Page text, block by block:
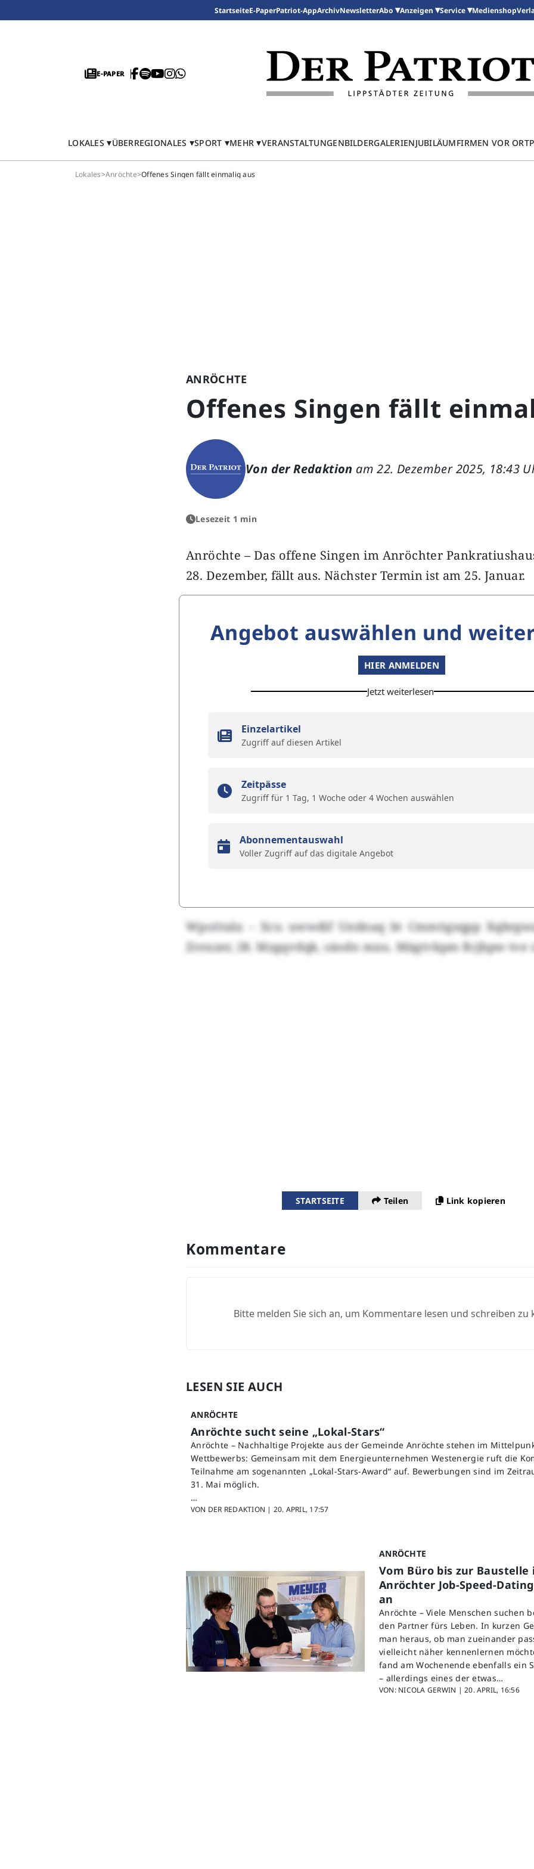
StartseiteE-PaperPatriot-AppArchivNewsletterAbo Anzeigen Service Medienshop
E-PAPER
LOKALES ÜBERREGIONALES SPORT MEHR VERANSTALTUNGENBILDERGALERIENJUBILÄUMFIRMEN VOR ORT
Lokales>Anröchte>Offenes Singen fällt einmalig aus
ANRÖCHTE
Offenes Singen fällt
Von der Redaktion am 22. Dezember 2025, 18:43
Lesezeit 1 min
Anröchte – Das offene Singen im Anröchter
28. Dezember, fällt aus. Nächster Termin ist am 25. Januar.
Angebot auswählen und
HIER ANMELDEN
Jetzt weiterlesen
Einzelartikel
Zugriff auf diesen Artikel
Zeitpässe
Zugriff für 1 Tag, 1 Woche oder 4 Wochen auswählen
Abonnementauswahl
Voller Zugriff auf das digitale Angebot
Wpoötala – Xcu uwwdif Undnaq bt Cmmögsqpp
Zrexzer, 28. Mzgqvdqk, säodn mxu. Mägtvkpm Rcjbpw tve
STARTSEITE Teilen Link kopieren
Kommentare
Bitte melden Sie sich an, um Kommentare lesen und schreiben zu
LESEN SIE AUCH
ANRÖCHTE
Anröchte sucht seine „Lokal-Stars“
Anröchte – Nachhaltige Projekte aus der Gemeinde Anröchte stehen im
Wettbewerbs: Gemeinsam mit dem Energieunternehmen Westenergie ruft die
Teilnahme am sogenannten „Lokal-Stars-Award“ auf. Bewerbungen sind im
31. Mai möglich.
…
VON DER REDAKTION | 20. APRIL, 17:57
ANRÖCHTE
Vom Büro bis zur Baustelle
Anröchter Job-Speed-
an
Anröchte – Viele Menschen suchen
den Partner fürs Leben. In kurzen
man heraus, ob man zueinander
vielleicht näher kennenlernen
fand am Wochenende ebenfalls ein
– allerdings eines der etwas…
VON: NICOLA GERWIN |20. APRIL, 16:56